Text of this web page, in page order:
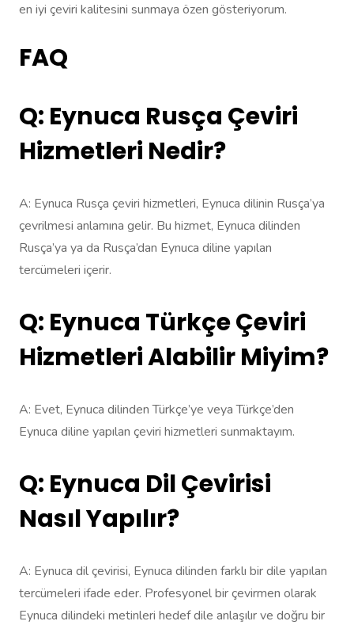
en iyi çeviri kalitesini sunmaya özen gösteriyorum.
FAQ
Q: Eynuca Rusça Çeviri
Hizmetleri Nedir?
A: Eynuca Rusça çeviri hizmetleri, Eynuca dilinin Rusça’ya
çevrilmesi anlamına gelir. Bu hizmet, Eynuca dilinden
Rusça’ya ya da Rusça’dan Eynuca diline yapılan
tercümeleri içerir.
Q: Eynuca Türkçe Çeviri
Hizmetleri Alabilir Miyim?
A: Evet, Eynuca dilinden Türkçe’ye veya Türkçe’den
Eynuca diline yapılan çeviri hizmetleri sunmaktayım.
Q: Eynuca Dil Çevirisi
Nasıl Yapılır?
A: Eynuca dil çevirisi, Eynuca dilinden farklı bir dile yapılan
tercümeleri ifade eder. Profesyonel bir çevirmen olarak
Eynuca dilindeki metinleri hedef dile anlaşılır ve doğru bir